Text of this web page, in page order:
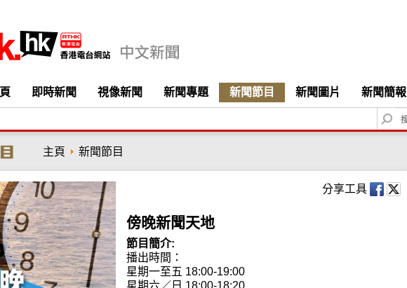
即時新聞 視像新聞 新聞專題 新聞節目 新聞圖片 新聞簡報
S
e
c
h
主頁 新聞節目
分享工具
傍晚新聞天地
節目簡介:
播出時間：
星期一至五 18:00-19:00